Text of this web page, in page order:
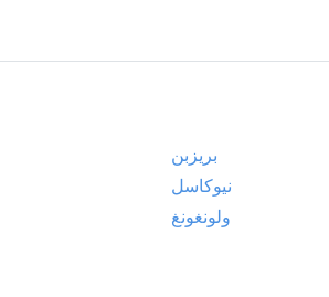
بريزبن
نيوكاسل
ولونغونغ